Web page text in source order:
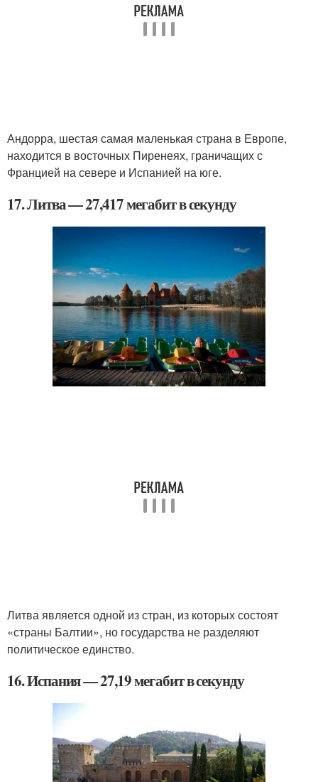
Андорра, шестая самая маленькая страна в Европе,
находится в восточных Пиренеях, граничащих с
Францией на севере и Испанией на юге.
17. Литва — 27,417 мегабит в секунду
Литва является одной из стран, из которых состоят
«страны Балтии», но государства не разделяют
политическое единство.
16. Испания — 27,19 мегабит в секунду